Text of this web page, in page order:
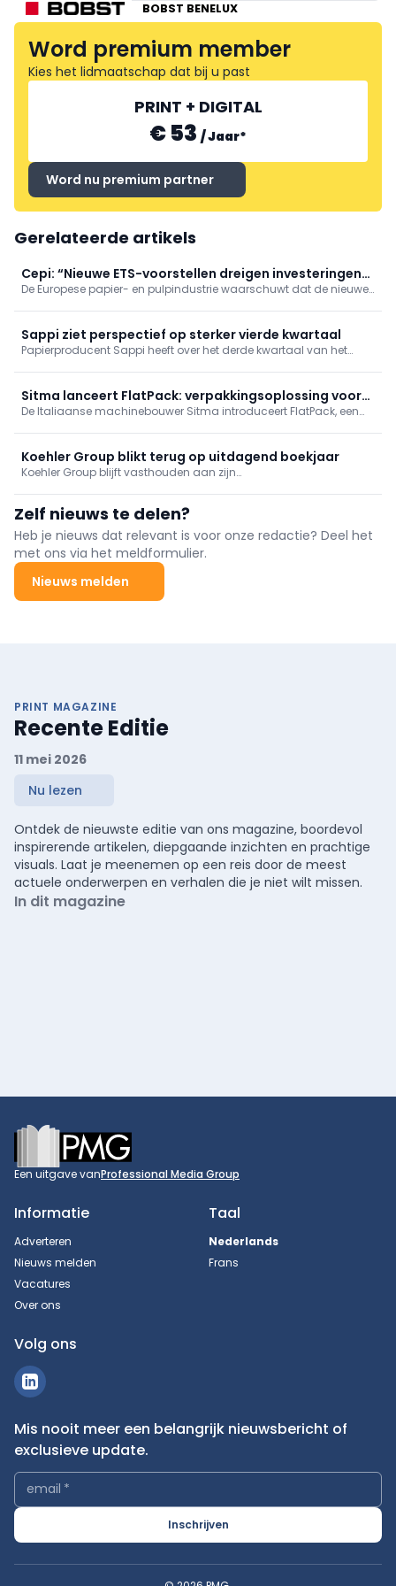
BOBST BENELUX
Word premium member
Kies het lidmaatschap dat bij u past
PRINT + DIGITAL
€ 53 /Jaar*
Word nu premium partner
Gerelateerde artikels
Cepi: “Nieuwe ETS-voorstellen dreigen investeringen
af te remmen”
De Europese papier- en pulpindustrie waarschuwt dat de nieuwe
kunnen ondermijnen.
Sappi ziet perspectief op sterker vierde kwartaal
Papierproducent Sappi heeft over het derde kwartaal van het
verbeterde verwachtingen die het concern in juli naar voren
schoof.
Sitma lanceert FlatPack: verpakkingsoplossing voor
meubelpanelen
De Italiaanse machinebouwer Sitma introduceert FlatPack, een
Koehler Group blikt terug op uitdagend boekjaar
Koehler Group blijft vasthouden aan zijn
uitdagende economische omstandigheden zet het familiebedrijf
zijn duurzaamheidsbeleid verder.
Zelf nieuws te delen?
Heb je nieuws dat relevant is voor onze redactie? Deel het
met ons via het meldformulier.
Nieuws melden
PRINT MAGAZINE
Recente Editie
11 mei 2026
Nu lezen
Ontdek de nieuwste editie van ons magazine, boordevol
inspirerende artikelen, diepgaande inzichten en prachtige
visuals. Laat je meenemen op een reis door de meest
actuele onderwerpen en verhalen die je niet wilt missen.
In dit magazine
Footer
Een uitgave vanProfessional Media Group
Informatie
Adverteren
Nieuws melden
Vacatures
Over ons
Taal
Nederlands
Frans
Volg ons
Mis nooit meer een belangrijk nieuwsbericht of
exclusieve update.
email *
Inschrijven